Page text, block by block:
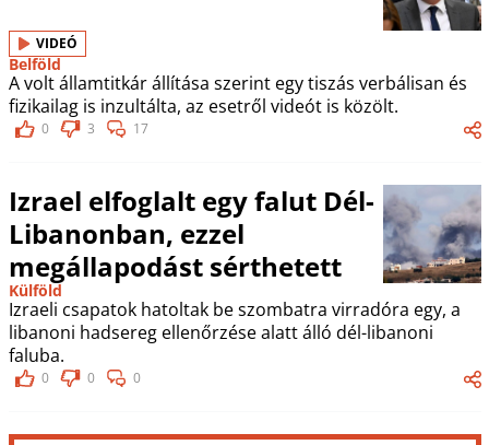
VIDEÓ
Belföld
A volt államtitkár állítása szerint egy tiszás verbálisan és
fizikailag is inzultálta, az esetről videót is közölt.
0 3 17
Izrael elfoglalt egy falut Dél-
Libanonban, ezzel
megállapodást sérthetett
Külföld
Izraeli csapatok hatoltak be szombatra virradóra egy, a
libanoni hadsereg ellenőrzése alatt álló dél-libanoni
faluba.
0 0 0